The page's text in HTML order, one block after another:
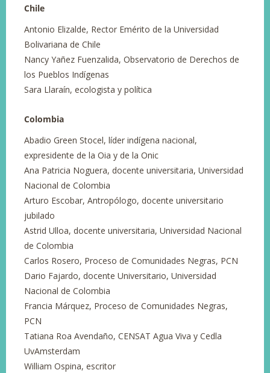
Chile
Antonio Elizalde, Rector Emérito de la Universidad
Bolivariana de Chile
Nancy Yañez Fuenzalida, Observatorio de Derechos de
los Pueblos Indígenas
Sara Llaraín, ecologista y política
Colombia
Abadio Green Stocel, líder indígena nacional,
expresidente de la Oia y de la Onic
Ana Patricia Noguera, docente universitaria, Universidad
Nacional de Colombia
Arturo Escobar, Antropólogo, docente universitario
jubilado
Astrid Ulloa, docente universitaria, Universidad Nacional
de Colombia
Carlos Rosero, Proceso de Comunidades Negras, PCN
Dario Fajardo, docente Universitario, Universidad
Nacional de Colombia
Francia Márquez, Proceso de Comunidades Negras,
PCN
Tatiana Roa Avendaño, CENSAT Agua Viva y Cedla
UvAmsterdam
William Ospina, escritor